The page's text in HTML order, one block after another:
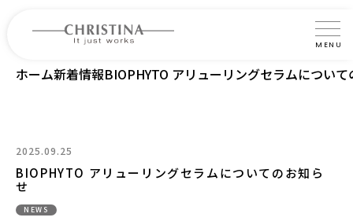
MENU
クリスティーナについて
製品の使い方
サロントリートメント
ホーム新着情報BIOPHYTO アリューリングセラムについ
2025.09.25
BIOPHYTO アリューリングセラムについてのお知ら
せ
NEWS